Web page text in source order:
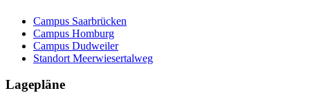
Campus Saarbrücken
Campus Homburg
Campus Dudweiler
Standort Meerwiesertalweg
Lagepläne